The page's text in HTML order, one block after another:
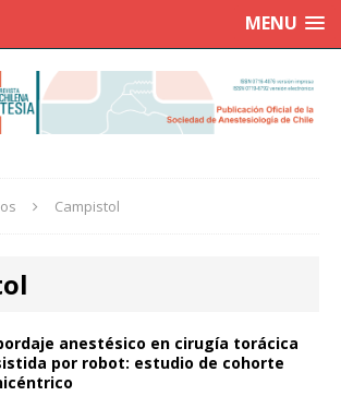
MENU
Campistol
anestésico en cirugía torácica
por robot: estudio de cohorte